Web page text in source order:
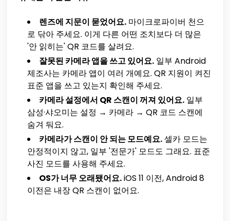
렌즈에 지문이 묻었어요. 마이크로파이버 천으
로 닦아 주세요. 이게 다른 어떤 조치보다 더 많은
'안 읽히는' QR 코드를 살려요.
잘못된 카메라 앱을 쓰고 있어요. 일부 Android
제조사는 카메라 앱이 여러 개예요. QR 지원이 켜진
표준 앱을 쓰고 있는지 확인해 주세요.
카메라 설정에서 QR 스캔이 꺼져 있어요. 일부
삼성·샤오미는 설정 → 카메라 → QR 코드 스캔에
숨겨 둬요.
카메라가 스캔이 안 되는 모드예요.셀카 모드는
안정적이지 않고, 일부 '전문가' 모드도 그래요. 표준
사진 모드를 사용해 주세요.
OS가 너무 오래됐어요.iOS 11 이전, Android 8
이전은 내장 QR 스캔이 없어요.